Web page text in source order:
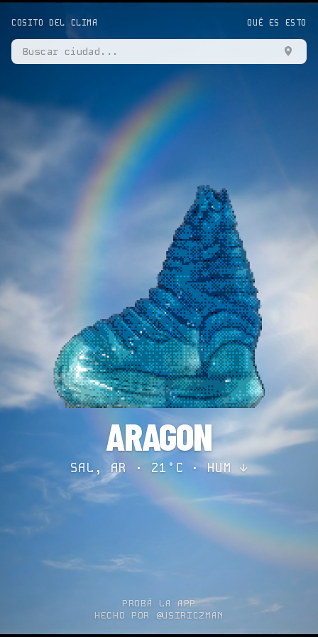
COSITO DEL CLIMA QUÉ ES ESTO
ARAGON
SAL, AR · 21°C ·HUM ↓
PROBÁ LA APP
HECHO POR @USIRICZMAN